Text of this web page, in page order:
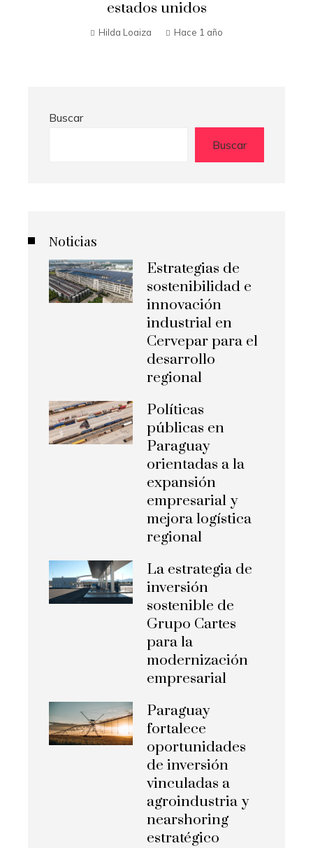
Buscar
Buscar
Noticias
Estrategias de
sostenibilidad e
innovación
industrial en
Cervepar para el
desarrollo
regional
Políticas
públicas en
Paraguay
orientadas a la
expansión
empresarial y
mejora logística
regional
La estrategia de
inversión
sostenible de
Grupo Cartes
para la
modernización
empresarial
Paraguay
fortalece
oportunidades
de inversión
vinculadas a
agroindustria y
nearshoring
estratégico